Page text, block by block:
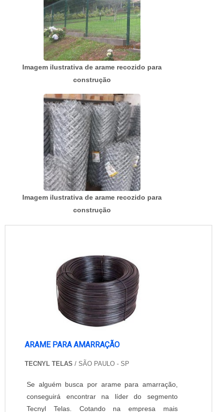
Imagem ilustrativa de arame recozido para
construção
Imagem ilustrativa de arame recozido para
construção
ARAME PARA AMARRAÇÃO
TECNYL TELAS / SÃO PAULO - SP
Se alguém busca por arame para amarração,
conseguirá encontrar na líder do segmento
Tecnyl Telas. Cotando na empresa mais